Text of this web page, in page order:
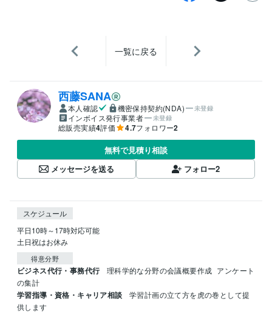
一覧に戻る
西藤SANA
本人確認 機密保持契約(NDA) 未登録
インボイス発行事業者 未登録
総販売実績4評価 4.7フォロワー2
無料で見積り相談
メッセージを送る
フォロー2
スケジュール
平日10時～17時対応可能
土日祝はお休み
得意分野
ビジネス代行・事務代行 理科学的な分野の会議概要作成 アンケート
の集計
学習指導・資格・キャリア相談
学習計画の立て方を虎の巻として提
供します